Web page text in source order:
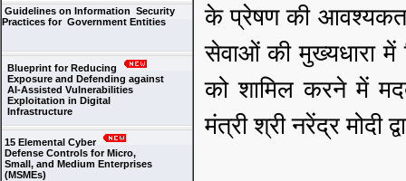
Guidelines on Information Security
Practices for Government Entities
Blueprint for Reducing
Exposure and Defending against
AI-Assisted Vulnerabilities
Exploitation in Digital
Infrastructure
15 Elemental Cyber
Defense Controls for Micro,
Small, and Medium Enterprises
(MSMEs)
के प्रेषण की
सेवाओं की मुख्यधारा
को शामिल करने में
मंत्री श्री नरेंद्र मोदी